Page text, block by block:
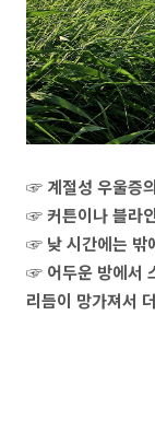
☞ 계절성 우울증
☞ 커튼이나 블라
☞ 낮 시간에는 밖
☞ 어두운 방에서
리듬이 망가져서